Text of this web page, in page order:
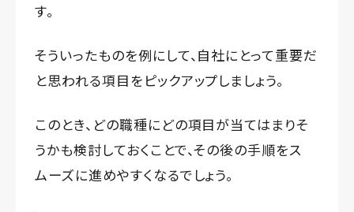
す。
そういったものを例にして、自社にとって重要だ
と思われる項目をピックアップしましょう。
このとき、どの職種にどの項目が当てはまりそ
うかも検討しておくことで、その後の手順をス
ムーズに進めやすくなるでしょう。